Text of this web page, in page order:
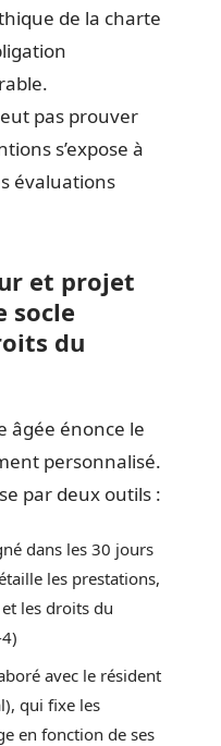
de la charte
pas prouver
s’expose à
évaluations
et projet
socle
du
âgée énonce le
personnalisé.
par deux outils :
dans les 30 jours
les prestations,
les droits du
avec le résident
qui fixe les
en fonction de ses